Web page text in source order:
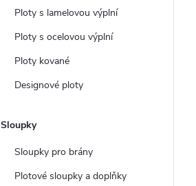
Ploty s lamelovou výplní
Ploty s ocelovou výplní
Ploty kované
Designové ploty
Sloupky
Sloupky pro brány
Plotové sloupky a doplňky
patkou příprava na držáky
1 Kč bez DPH
1,21 Kč